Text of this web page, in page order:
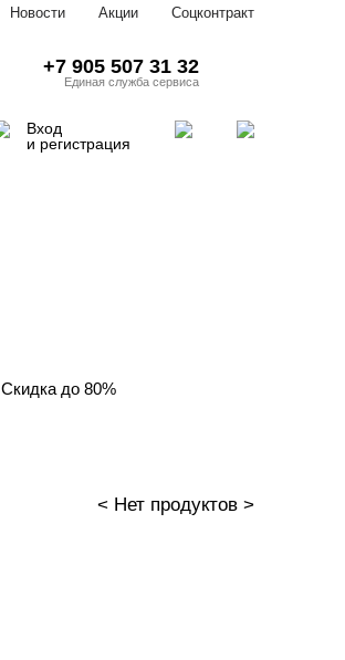
Новости Акции Соцконтракт
+7 905 507 31 32
Единая служба сервиса
Вход
и регистрация
Скидка до 80%
< Нет продуктов >